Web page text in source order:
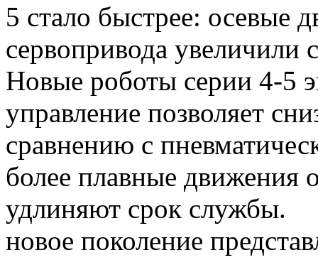
5 стало быстрее: осевые
сервопривода увеличили
Новые роботы серии 4-5
управление позволяет
сравнению с
более плавные движения
удлиняют срок службы.
новое поколение